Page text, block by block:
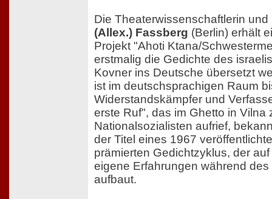
Die Theaterwissenschaftlerin
(Allex.) Fassberg (Berlin) erhält
Projekt "Ahoti Ktana/
erstmalig die Gedichte des
Kovner ins Deutsche übersetzt
ist im deutschsprachigen Raum
Widerstandskämpfer und
erste Ruf", das im Ghetto in Vilna
Nationalsozialisten aufrief,
der Titel eines 1967
prämierten Gedichtzyklus, der
eigene Erfahrungen während
aufbaut.